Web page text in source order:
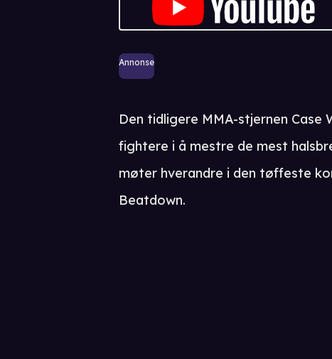
Annonse
Den tidligere MMA-stjernen Case
fightere i å mestre de mest
møter hverandre i den tøffeste
Beatdown.